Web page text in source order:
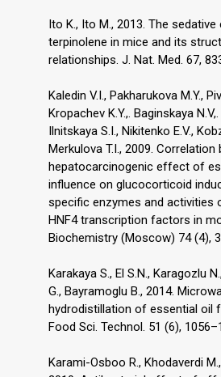
Ito K., Ito M., 2013. The
terpinolene in mice and its
relationships. J. Nat. Med. 67,
Kaledin V.I., Pakharukova M.Y.,
Kropachev K.Y.,. Baginskaya
Ilnitskaya S.I., Nikitenko E.V.,
Merkulova T.I., 2009. Correlation
hepatocarcinogenic effect of
influence on glucocorticoid
specific enzymes and activities
HNF4 transcription factors in
Biochemistry (Moscow) 74 (4),
Karakaya S., El S.N., Karagozlu
G., Bayramoglu B., 2014.
hydrodistillation of essential oil
Food Sci. Technol. 51 (6),
Karami-Osboo R., Khodaverdi